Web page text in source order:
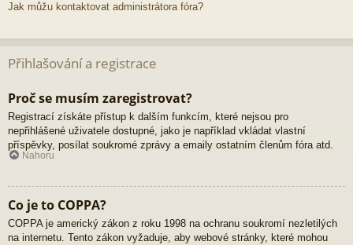
Jak můžu kontaktovat administrátora fóra?
Přihlašování a registrace
Proč se musím zaregistrovat?
Registrací získáte přístup k dalším funkcím, které nejsou pro
nepřihlášené uživatele dostupné, jako je například vkládat vlastní
příspěvky, posílat soukromé zprávy a emaily ostatním členům fóra atd.
Nahoru
Co je to COPPA?
COPPA je americký zákon z roku 1998 na ochranu soukromí nezletilých
na internetu. Tento zákon vyžaduje, aby webové stránky, které mohou